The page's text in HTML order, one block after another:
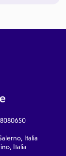
Italia
Italia